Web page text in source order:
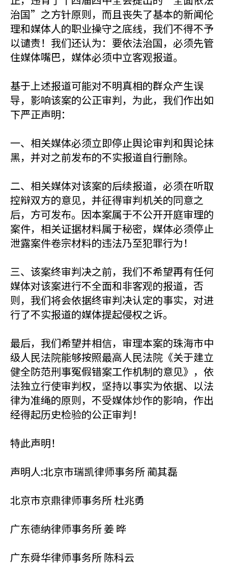
治国”之方针原则，而且丧失了基本的新闻伦
理和媒体人的职业操守之底线，我们不得不予
以谴责！我们还认为：要依法治国，必须先管
住媒体嘴巴，媒体必须中立客观报道。
基于上述报道可能对不明真相的群众产生误
导，影响该案的公正审判，为此，我们作出如
下严正声明：
一、相关媒体必须立即停止舆论审判和舆论抹
黑，并对之前发布的不实报道自行删除。
二、相关媒体对该案的后续报道，必须在听取
控辩双方的意见，并征得审判机关的同意之
后，方可发布。因本案属于不公开开庭审理的
案件，相关证据材料属于秘密，媒体必须停止
泄露案件卷宗材料的违法乃至犯罪行为！
三、该案终审判决之前，我们不希望再有任何
媒体对该案进行不全面和非客观的报道，否
则，我们将会依据终审判决认定的事实，对进
行了不实报道的媒体提起侵权之诉。
最后，我们希望并相信，审理本案的珠海市中
级人民法院能够按照最高人民法院《关于建立
健全防范刑事冤假错案工作机制的意见》，依
法独立行使审判权，坚持以事实为依据、以法
律为准绳的原则，不受媒体炒作的影响，作出
经得起历史检验的公正审判！
特此声明！
声明人:北京市瑞凯律师事务所 蔺其磊
北京市京鼎律师事务所 杜兆勇
广东德纳律师事务所 姜 晔
广东舜华律师事务所 陈科云